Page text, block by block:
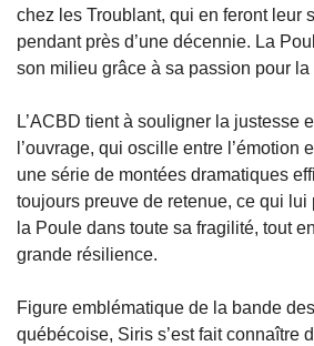
chez les Troublant, qui en feront leur
pendant près d’une décennie. La
son milieu grâce à sa passion pour
L’ACBD tient à souligner la justesse
l’ouvrage, qui oscille entre l’émotion
une série de montées dramatiques
toujours preuve de retenue, ce qui lui
la Poule dans toute sa fragilité, tout
grande résilience.
Figure emblématique de la bande
québécoise, Siris s’est fait connaître